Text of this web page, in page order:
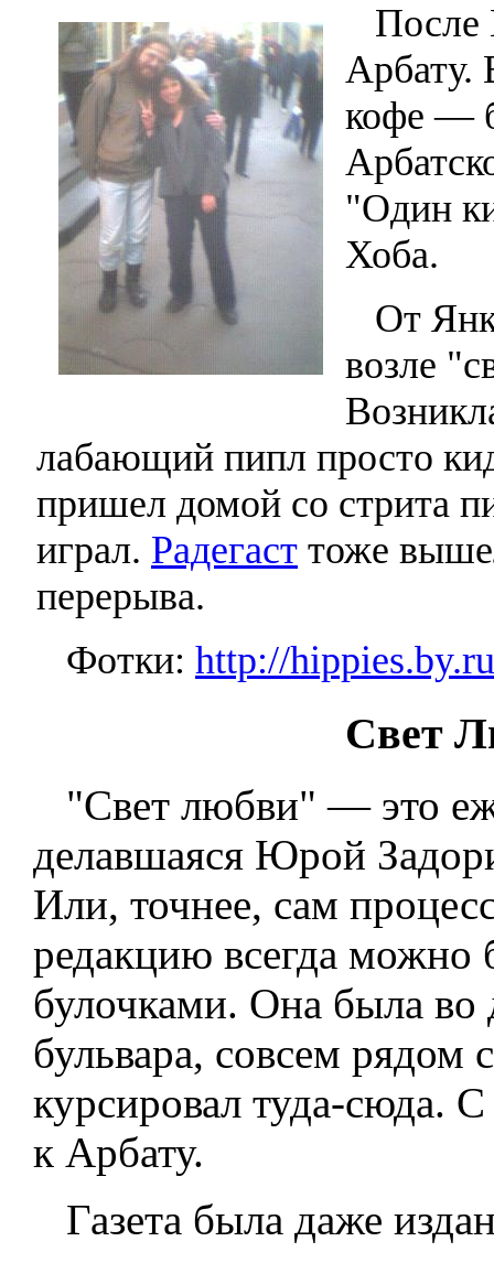
После
Арбату.
кофе —
"Один
Хоба.
От
возле
лабающий пипл просто
пришел домой со стрита
играл. Радегаст тоже
перерыва.
Фотки: http://
Свет
"Свет любви" — это
делавшаяся Юрой
Или, точнее, сам
редакцию всегда можно
булочками. Она была во
бульвара, совсем рядом
курсировал туда-сюда.
к Арбату.
Газета была даже